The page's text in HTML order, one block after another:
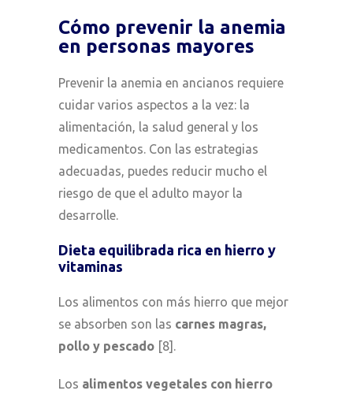
Cómo prevenir la anemia
en personas mayores
Prevenir la anemia en ancianos requiere
cuidar varios aspectos a la vez: la
alimentación, la salud general y los
medicamentos. Con las estrategias
adecuadas, puedes reducir mucho el
riesgo de que el adulto mayor la
desarrolle.
Dieta equilibrada rica en hierro y
vitaminas
Los alimentos con más hierro que mejor
se absorben son las carnes magras,
pollo y pescado [8].
Los alimentos vegetales con hierro